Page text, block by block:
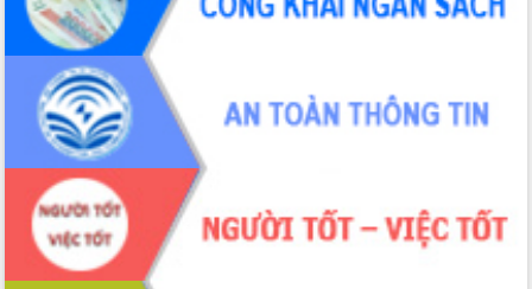
sầu riêng tại Đắk Lắk
Trình diễn nghệ thuật chế biến các
món ăn từ sầu riêng
Đắk Lắk công bố Quy hoạch và xúc
tiến đầu tư tỉnh
Ngành cá ngừ Đắk Lắk chủ động thích
ứng để giữ vững thị trường xuất khẩu
Diễn đàn Kinh tế tư nhân Việt Nam đột
phá cơ chế - Hợp tác công tư
Đề án 06 tạo bước ngoặt đột phá trong
cải cách hành chính tỉnh Đắk Lắk